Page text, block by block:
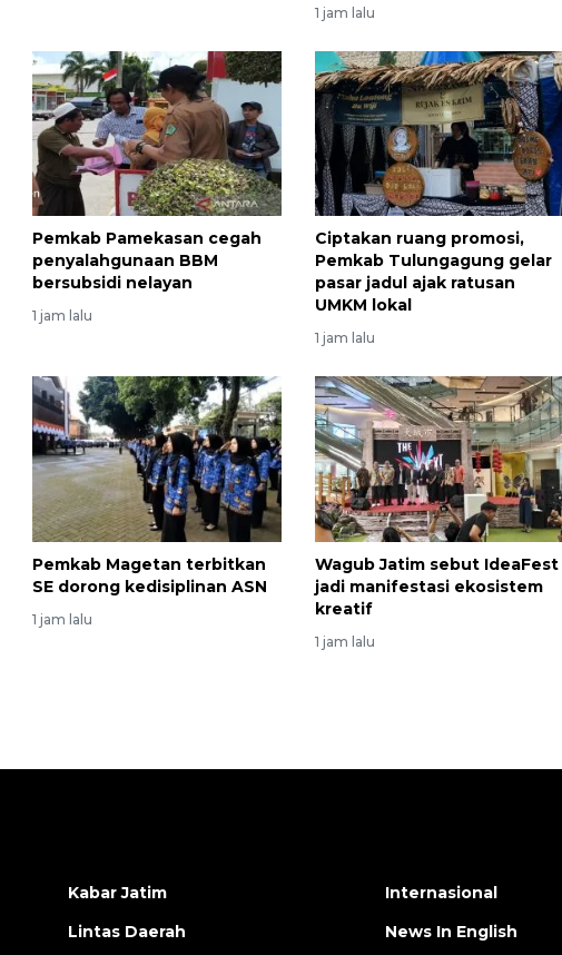
1 jam lalu
Pemkab Pamekasan cegah
penyalahgunaan BBM
bersubsidi nelayan
1 jam lalu
Ciptakan ruang promosi,
Pemkab Tulungagung gelar
pasar jadul ajak ratusan
UMKM lokal
1 jam lalu
Pemkab Magetan terbitkan
SE dorong kedisiplinan ASN
1 jam lalu
Wagub Jatim sebut IdeaFest
jadi manifestasi ekosistem
kreatif
1 jam lalu
Ekonomi triwulan II-2026
tumbuh 5,29 persen
2026-08-06 18:45:00
Kabar Jatim
Lintas Daerah
Internasional
News In English